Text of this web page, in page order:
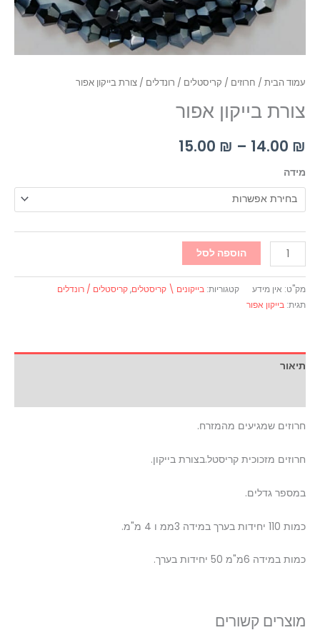
עמוד הבית / חרוזים / קריסטלים / רונדלים / צורת בייקון אפור
צורת בייקון אפור
14.00 ₪
–
15.00 ₪
מידה
הוספה לסל
מק"ט: אין מידע קטגוריות: בייקונים \ קריסטלים,קריסטלים / רונדלים
תגית: בייקון אפור
תיאור
חרוזים שמגיעים מהמזרח.
חרוזים מזכוכית קריסטל.בצורת בייקון.
במספר גדלים.
כמות 110 יחידות בערך במידה 3ממ ו 4 מ"מ.
כמות במידה 6מ"מ 50 יחידות בערך.
מוצרים קשורים